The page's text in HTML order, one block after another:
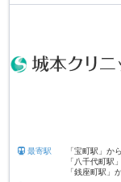
最寄駅
「宝町駅」か
「八千代町駅
「銭座町駅」